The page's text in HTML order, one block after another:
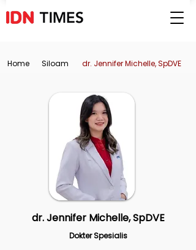
Home Siloam dr. Jennifer Michelle, SpDVE
dr. Jennifer Michelle, SpDVE
Dokter Spesialis